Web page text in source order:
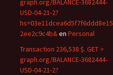
graph.org/BALANCE-3682444-
USD-04-21-2?
hs=03e11dcea6d5f7f6ddd8e15
2ee2c9c4b&en Personal
Transaction 236,538 $. GET >
graph.org/BALANCE-3682444-
USD-04-21-2?